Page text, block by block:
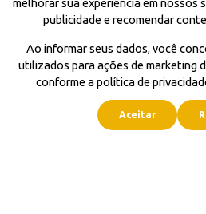
melhorar sua experiência em nossos
publicidade e recomendar
Ao informar seus dados, você
utilizados para ações de marketing
conforme a política de
Aceitar